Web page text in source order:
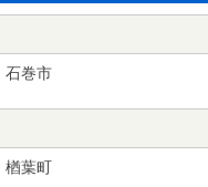
石巻市
楢葉町